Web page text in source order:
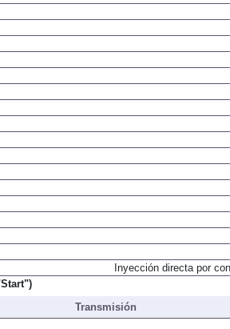
Inyección directa por
Transmisión